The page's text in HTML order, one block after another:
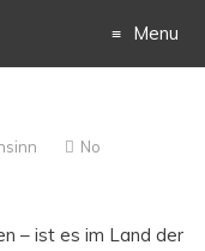
Menu
No
– ist es im Land der